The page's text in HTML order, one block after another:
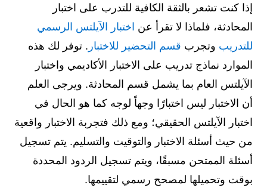
إذا كنت تشعر بالثقة الكافية للتدرب على اختبار
المحادثة، فلماذا لا تقرأ عن اختبار الآيلتس الرسمي
للتدريب وتجرب قسم التحضير للاختبار . توفر لك هذه
الموارد نماذج تدريب على الاختبار الأكاديمي واختبار
الآيلتس العام بما يشمل قسم المحادثة. ويرجى العلم
أن الاختبار ليس اختبارًا وجهاً لوجه كما هو الحال في
اختبار الآيلتس الحقيقي؛ ومع ذلك فتجربة الاختبار واقعية
من حيث أسئلة الاختبار والتوقيت والتسليم. يتم تسجيل
أسئلة الممتحن مسبقًا، ويتم تسجيل الردود المحددة
بوقت وتحميلها لمصحح رسمي لتقييمها.